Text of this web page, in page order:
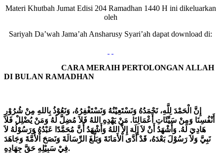
Materi Khutbah Jumat Edisi 204 Ramadhan 1440 H ini dikeluarkan
oleh
Sariyah Da’wah Jama’ah Ansharusy Syari’ah dapat download di:
CARA MERAIH PERTOLONGAN ALLAH
DI BULAN RAMADHAN
إِنَّ الْحَمْدَ لِلَّهِ، نَحْمَدُهُ وَنَسْتَعِيْنُهُ وَنَسْتَغْفِرُهُ، وَنَعُوْذُ بِاللهِ مِنْ شُرُوْرِ
أَنْفُسِنَا وَمِنْ سَيِّئَاتِ أَعْمَالِنَا. مَنْ يَهْدِهِ اللهُ فَلاَ مُضِلَّ لَهُ وَمَنْ يُضْلِلْ فَلاَ
هَادِيَ لَهُ. وَأَشْهَدُ أَنْ لاَ إِلَهَ إِلاَّ اللهُ وَأَشْهَدُ أَنَّ مُحَمَّدًا عَبْدُهُ وَرَسُوْلُهُ لاَ
نَبِيَّ وَلاَ رَسُوْلَ بَعْدَهُ، قَدْ أَدَّى اْلأَمَانَةَ وَبَلَّغَ الرِّسَالَةَ وَنَصَحَ اْلأُمَّةَ وَجَاهَدَ
فِيْ سَبِيْلِهِ حَقَّ جِهَادِهِ.